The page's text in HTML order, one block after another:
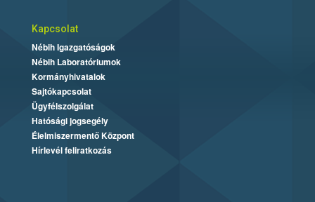
Kapcsolat
Nébih Igazgatóságok
Nébih Laboratóriumok
Kormányhivatalok
Sajtókapcsolat
Ügyfélszolgálat
Hatósági jogsegély
Élelmiszermentő Központ
Hírlevél feliratkozás